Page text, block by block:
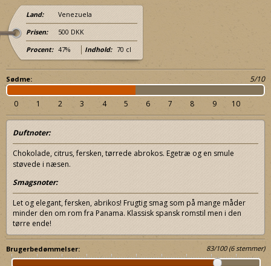
Land: Venezuela
Prisen: 500 DKK
Procent: 47% Indhold: 70 cl
Sødme: 5/10
0 1 2 3 4 5 6 7 8 9 10
Duftnoter:
Chokolade, citrus, fersken, tørrede abrokos. Egetræ og en smule
støvede i næsen.
Smagsnoter:
Let og elegant, fersken, abrikos! Frugtig smag som på mange måder
minder den om rom fra Panama. Klassisk spansk romstil men i den
tørre ende!
Brugerbedømmelser: 83/100(6stemmer)